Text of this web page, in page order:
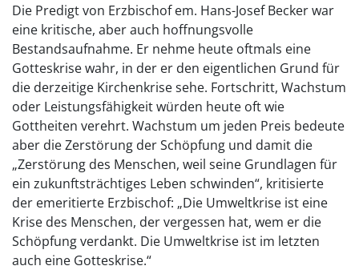
Die Predigt von Erzbischof em. Hans-Josef Becker war
eine kritische, aber auch hoffnungsvolle
Bestandsaufnahme. Er nehme heute oftmals eine
Gotteskrise wahr, in der er den eigentlichen Grund für
die derzeitige Kirchenkrise sehe. Fortschritt, Wachstum
oder Leistungsfähigkeit würden heute oft wie
Gottheiten verehrt. Wachstum um jeden Preis bedeute
aber die Zerstörung der Schöpfung und damit die
„Zerstörung des Menschen, weil seine Grundlagen für
ein zukunftsträchtiges Leben schwinden“, kritisierte
der emeritierte Erzbischof: „Die Umweltkrise ist eine
Krise des Menschen, der vergessen hat, wem er die
Schöpfung verdankt. Die Umweltkrise ist im letzten
auch eine Gotteskrise.“